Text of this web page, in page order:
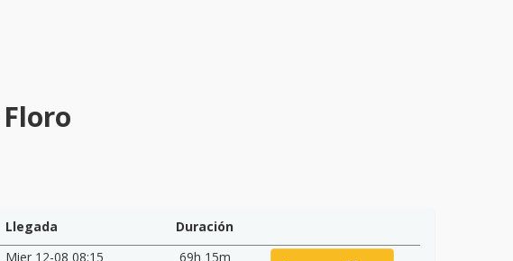
Llegada
Duración
Mier 12-08 08:15 69h 15m